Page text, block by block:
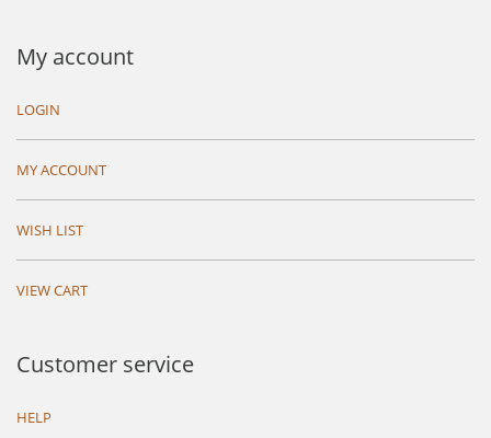
My account
LOGIN
MY ACCOUNT
WISH LIST
VIEW CART
Customer service
HELP